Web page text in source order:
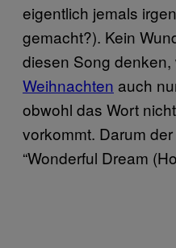
eigentlich jemals
gemacht?). Kein
diesen Song denken,
Weihnachten auch
obwohl das Wort
vorkommt. Darum
“Wonderful Dream